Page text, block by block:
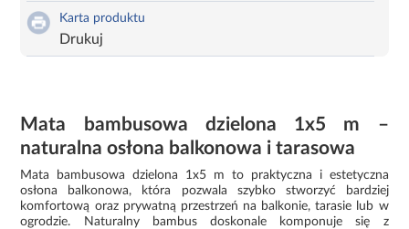
Karta produktu
Drukuj
Mata bambusowa dzielona 1x5 m –
naturalna osłona balkonowa i tarasowa
Mata bambusowa dzielona 1x5 m to praktyczna i estetyczna
osłona balkonowa, która pozwala szybko stworzyć bardziej
komfortową oraz prywatną przestrzeń na balkonie, tarasie lub w
ogrodzie. Naturalny bambus doskonale komponuje się z